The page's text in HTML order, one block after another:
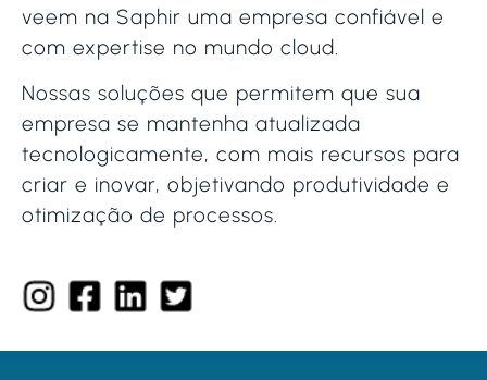
veem na Saphir uma empresa confiável e
com expertise no mundo cloud.
Nossas soluções que permitem que sua
empresa se mantenha atualizada
tecnologicamente, com mais recursos para
criar e inovar, objetivando produtividade e
otimização de processos.